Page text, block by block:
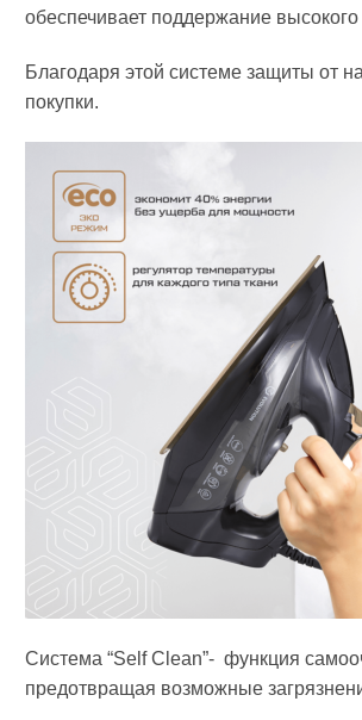
обеспечивает поддержание
Благодаря этой системе защиты от
покупки.
Система “Self Clean”- функция
предотвращая возможные